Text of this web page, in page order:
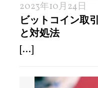
2023年10月24日
ビットコイン取
と対処法
[...]